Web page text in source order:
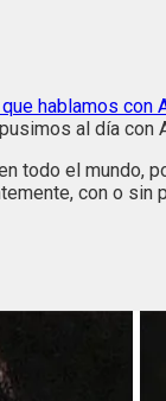
hablamos con
al día
todo el mundo,
con o